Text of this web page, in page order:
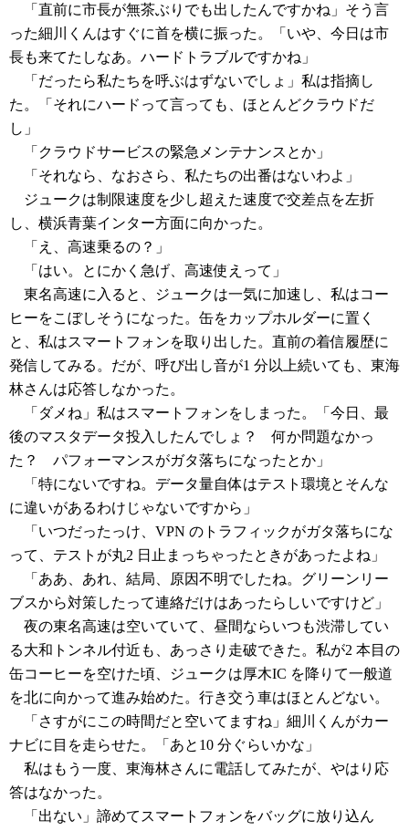
「直前に市長が無茶ぶりでも出したんですかね」そう言
った細川くんはすぐに首を横に振った。「いや、今日は市
長も来てたしなあ。ハードトラブルですかね」
「だったら私たちを呼ぶはずないでしょ」私は指摘し
た。「それにハードって言っても、ほとんどクラウドだ
し」
「クラウドサービスの緊急メンテナンスとか」
「それなら、なおさら、私たちの出番はないわよ」
ジュークは制限速度を少し超えた速度で交差点を左折
し、横浜青葉インター方面に向かった。
「え、高速乗るの？」
「はい。とにかく急げ、高速使えって」
東名高速に入ると、ジュークは一気に加速し、私はコー
ヒーをこぼしそうになった。缶をカップホルダーに置く
と、私はスマートフォンを取り出した。直前の着信履歴に
発信してみる。だが、呼び出し音が1 分以上続いても、東海
林さんは応答しなかった。
「ダメね」私はスマートフォンをしまった。「今日、最
後のマスタデータ投入したんでしょ？ 何か問題なかっ
た？ パフォーマンスがガタ落ちになったとか」
「特にないですね。データ量自体はテスト環境とそんな
に違いがあるわけじゃないですから」
「いつだったっけ、VPN のトラフィックがガタ落ちにな
って、テストが丸2 日止まっちゃったときがあったよね」
「ああ、あれ、結局、原因不明でしたね。グリーンリー
ブスから対策したって連絡だけはあったらしいですけど」
夜の東名高速は空いていて、昼間ならいつも渋滞してい
る大和トンネル付近も、あっさり走破できた。私が2 本目の
缶コーヒーを空けた頃、ジュークは厚木IC を降りて一般道
を北に向かって進み始めた。行き交う車はほとんどない。
「さすがにこの時間だと空いてますね」細川くんがカー
ナビに目を走らせた。「あと10 分ぐらいかな」
私はもう一度、東海林さんに電話してみたが、やはり応
答はなかった。
「出ない」諦めてスマートフォンをバッグに放り込ん